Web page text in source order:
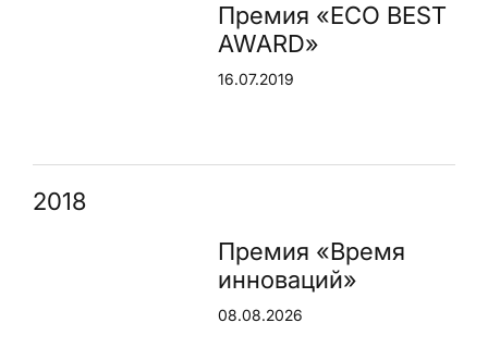
Премия «ECO BEST
AWARD»
16.07.2019
2018
Премия «Время
инноваций»
08.08.2026